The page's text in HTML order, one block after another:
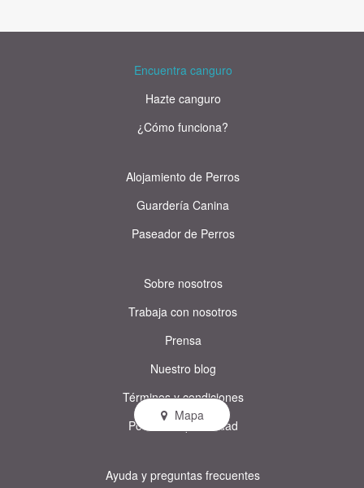
Mapa
Encuentra canguro
Hazte canguro
¿Cómo funciona?
Alojamiento de Perros
Guardería Canina
Paseador de Perros
Sobre nosotros
Trabaja con nosotros
Prensa
Nuestro blog
Términos y condiciones
Política de privacidad
Ayuda y preguntas frecuentes